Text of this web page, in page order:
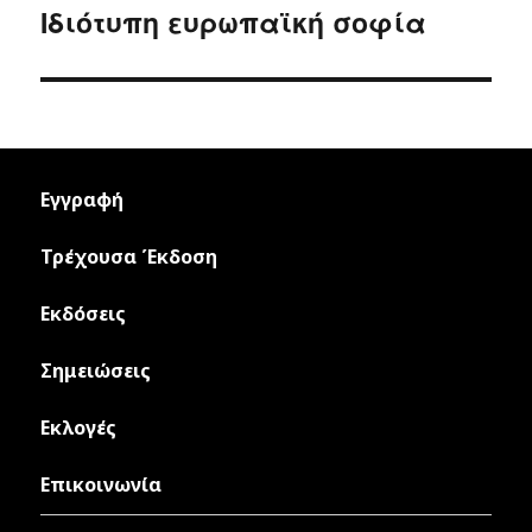
navigation
Ιδιότυπη ευρωπαϊκή σοφία
Εγγραφή
Τρέχουσα Έκδοση
Εκδόσεις
Σημειώσεις
Εκλογές
Επικοινωνία